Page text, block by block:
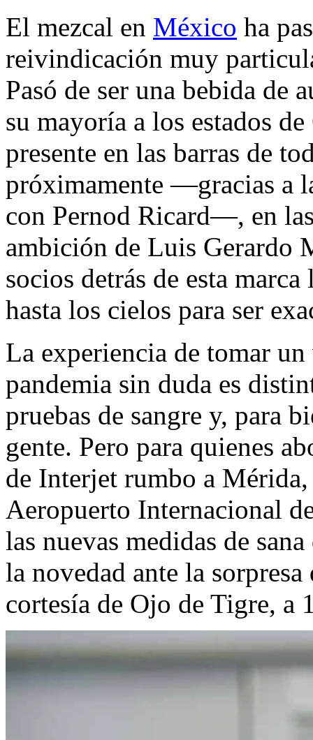
El mezcal en México ha
reivindicación muy
Pasó de ser una bebida de
su mayoría a los estados
presente en las barras de
próximamente —gracias a
con Pernod Ricard—, en
ambición de Luis Gerardo
socios detrás de esta
hasta los cielos para ser
La experiencia de tomar
pandemia sin duda es
pruebas de sangre y, para
gente. Pero para quienes
de Interjet rumbo a
Aeropuerto Internacional
las nuevas medidas de
la novedad ante la
cortesía de Ojo de Tigre, a